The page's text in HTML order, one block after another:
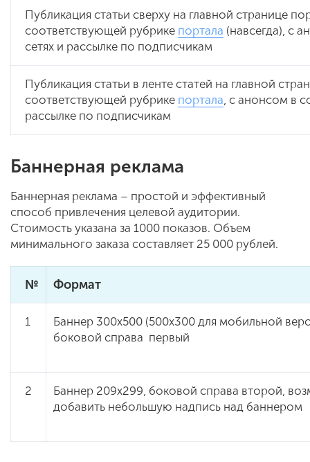
Публикация статьи сверху на главной странице
соответствующей рубрике портала (навсегда), с
сетях и рассылке по подписчикам
Публикация статьи в ленте статей на главной
соответствующей рубрике портала, с анонсом в
рассылке по подписчикам
Баннерная реклама
Баннерная реклама – простой и эффективный
способ привлечения целевой аудитории.
Стоимость указана за 1000 показов. Объем
минимального заказа составляет 25 000 рублей.
№ Формат
1
Баннер 300х500 (500х300 для мобильной
боковой справа первый
2
Баннер 209х299, боковой справа второй,
добавить небольшую надпись над баннером